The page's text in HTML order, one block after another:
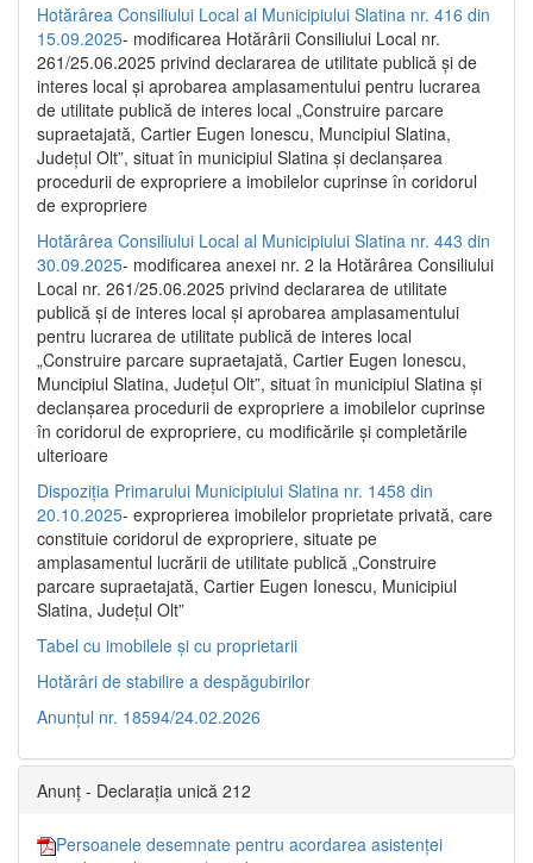
Hotărârea Consiliului Local al Municipiului Slatina nr. 416 din
15.09.2025- modificarea Hotărârii Consiliului Local nr.
261/25.06.2025 privind declararea de utilitate publică și de
interes local și aprobarea amplasamentului pentru lucrarea
de utilitate publică de interes local „Construire parcare
supraetajată, Cartier Eugen Ionescu, Muncipiul Slatina,
Județul Olt”, situat în municipiul Slatina și declanșarea
procedurii de expropriere a imobilelor cuprinse în coridorul
de expropriere
Hotărârea Consiliului Local al Municipiului Slatina nr. 443 din
30.09.2025- modificarea anexei nr. 2 la Hotărârea Consiliului
Local nr. 261/25.06.2025 privind declararea de utilitate
publică şi de interes local şi aprobarea amplasamentului
pentru lucrarea de utilitate publică de interes local
„Construire parcare supraetajată, Cartier Eugen Ionescu,
Muncipiul Slatina, Judeţul Olt”, situat în municipiul Slatina şi
declanşarea procedurii de expropriere a imobilelor cuprinse
în coridorul de expropriere, cu modificările şi completările
ulterioare
Dispoziția Primarului Municipiului Slatina nr. 1458 din
20.10.2025- exproprierea imobilelor proprietate privată, care
constituie coridorul de expropriere, situate pe
amplasamentul lucrării de utilitate publică „Construire
parcare supraetajată, Cartier Eugen Ionescu, Municipiul
Slatina, Județul Olt”
Tabel cu imobilele și cu proprietarii
Hotărâri de stabilire a despăgubirilor
Anunțul nr. 18594/24.02.2026
Anunț - Declarația unică 212
Persoanele desemnate pentru acordarea asistenței